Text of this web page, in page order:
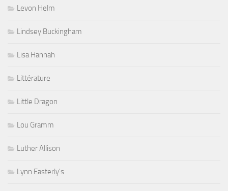
Levon Helm
Lindsey Buckingham
Lisa Hannah
Littérature
Little Dragon
Lou Gramm
Luther Allison
Lynn Easterly's